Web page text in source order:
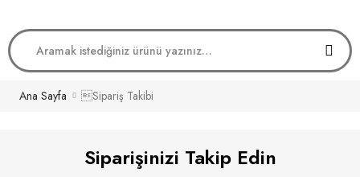
Ana Sayfa Sipariş Takibi
Siparişinizi Takip Edin